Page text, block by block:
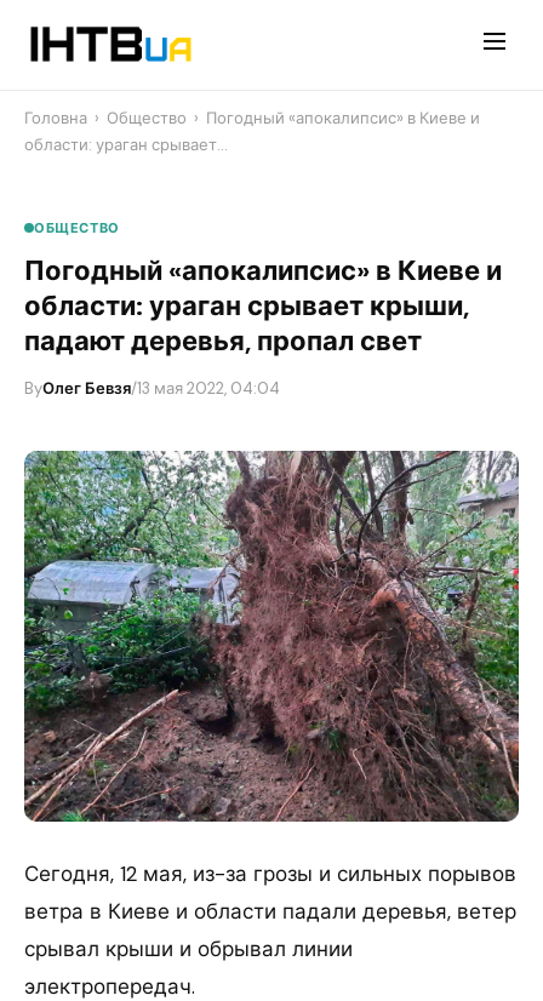
Головна › Общество › Погодный «апокалипсис» в Киеве и
области: ураган срывает…
ОБЩЕСТВО
Погодный «апокалипсис» в Киеве и
области: ураган срывает крыши,
падают деревья, пропал свет
ByОлег Бевзя/13 мая 2022, 04:04
Сегодня, 12 мая, из-за грозы и сильных порывов
ветра в Киеве и области падали деревья, ветер
срывал крыши и обрывал линии
электропередач.